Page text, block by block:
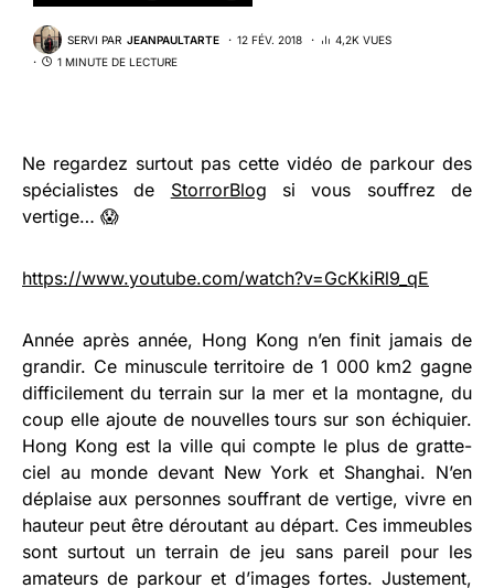
SERVI PAR JEANPAULTARTE 12 FÉV. 2018
4,2K VUES
1 MINUTE DE LECTURE
Ne regardez surtout pas cette vidéo de parkour des
spécialistes de StorrorBlog si vous souffrez de
vertige… 😱
https://www.youtube.com/watch?v=GcKkiRl9_qE
Année après année, Hong Kong n’en finit jamais de
grandir. Ce minuscule territoire de 1 000 km2 gagne
difficilement du terrain sur la mer et la montagne, du
coup elle ajoute de nouvelles tours sur son échiquier.
Hong Kong est la ville qui compte le plus de gratte-
ciel au monde devant New York et Shanghai. N’en
déplaise aux personnes souffrant de vertige, vivre en
hauteur peut être déroutant au départ. Ces immeubles
sont surtout un terrain de jeu sans pareil pour les
amateurs de parkour et d’images fortes. Justement,